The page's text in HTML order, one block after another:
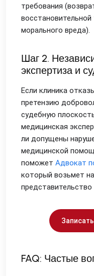
требования
восстановительной
морального вреда).
Шаг 2.
экспертиза и
Если клиника
претензию
судебную
медицинская
ли допущены
медицинской
поможет Адвокат
который возьмет
представительство
FAQ: Частые